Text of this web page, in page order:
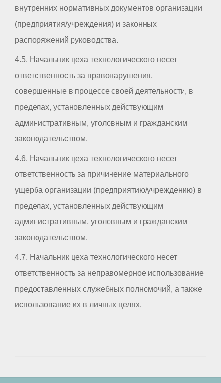
внутренних нормативных документов организации
(предприятия/учреждения) и законных
распоряжений руководства.
4.5. Начальник цеха технологического несет
ответственность за правонарушения,
совершенные в процессе своей деятельности, в
пределах, установленных действующим
административным, уголовным и гражданским
законодательством.
4.6. Начальник цеха технологического несет
ответственность за причинение материального
ущерба организации (предприятию/учреждению) в
пределах, установленных действующим
административным, уголовным и гражданским
законодательством.
4.7. Начальник цеха технологического несет
ответственность за неправомерное использование
предоставленных служебных полномочий, а также
использование их в личных целях.